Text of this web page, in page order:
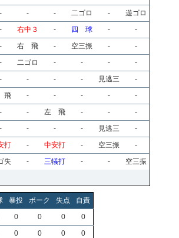
- - - 二ゴロ -
遊ゴロ
- 右中３ - 四 球 -
-
- 右 飛 - 空三振 -
-
- 二ゴロ - - -
-
- - - - 見逃三
-
飛 - - - -
-
- - 左 飛 - -
-
- - - - 見逃三
-
打 - 中安打 - 空三振
-
失 - 三犠打 - -
空三振
暴投 ボーク 失点
自責
0 0 0
0
0 0 0
0